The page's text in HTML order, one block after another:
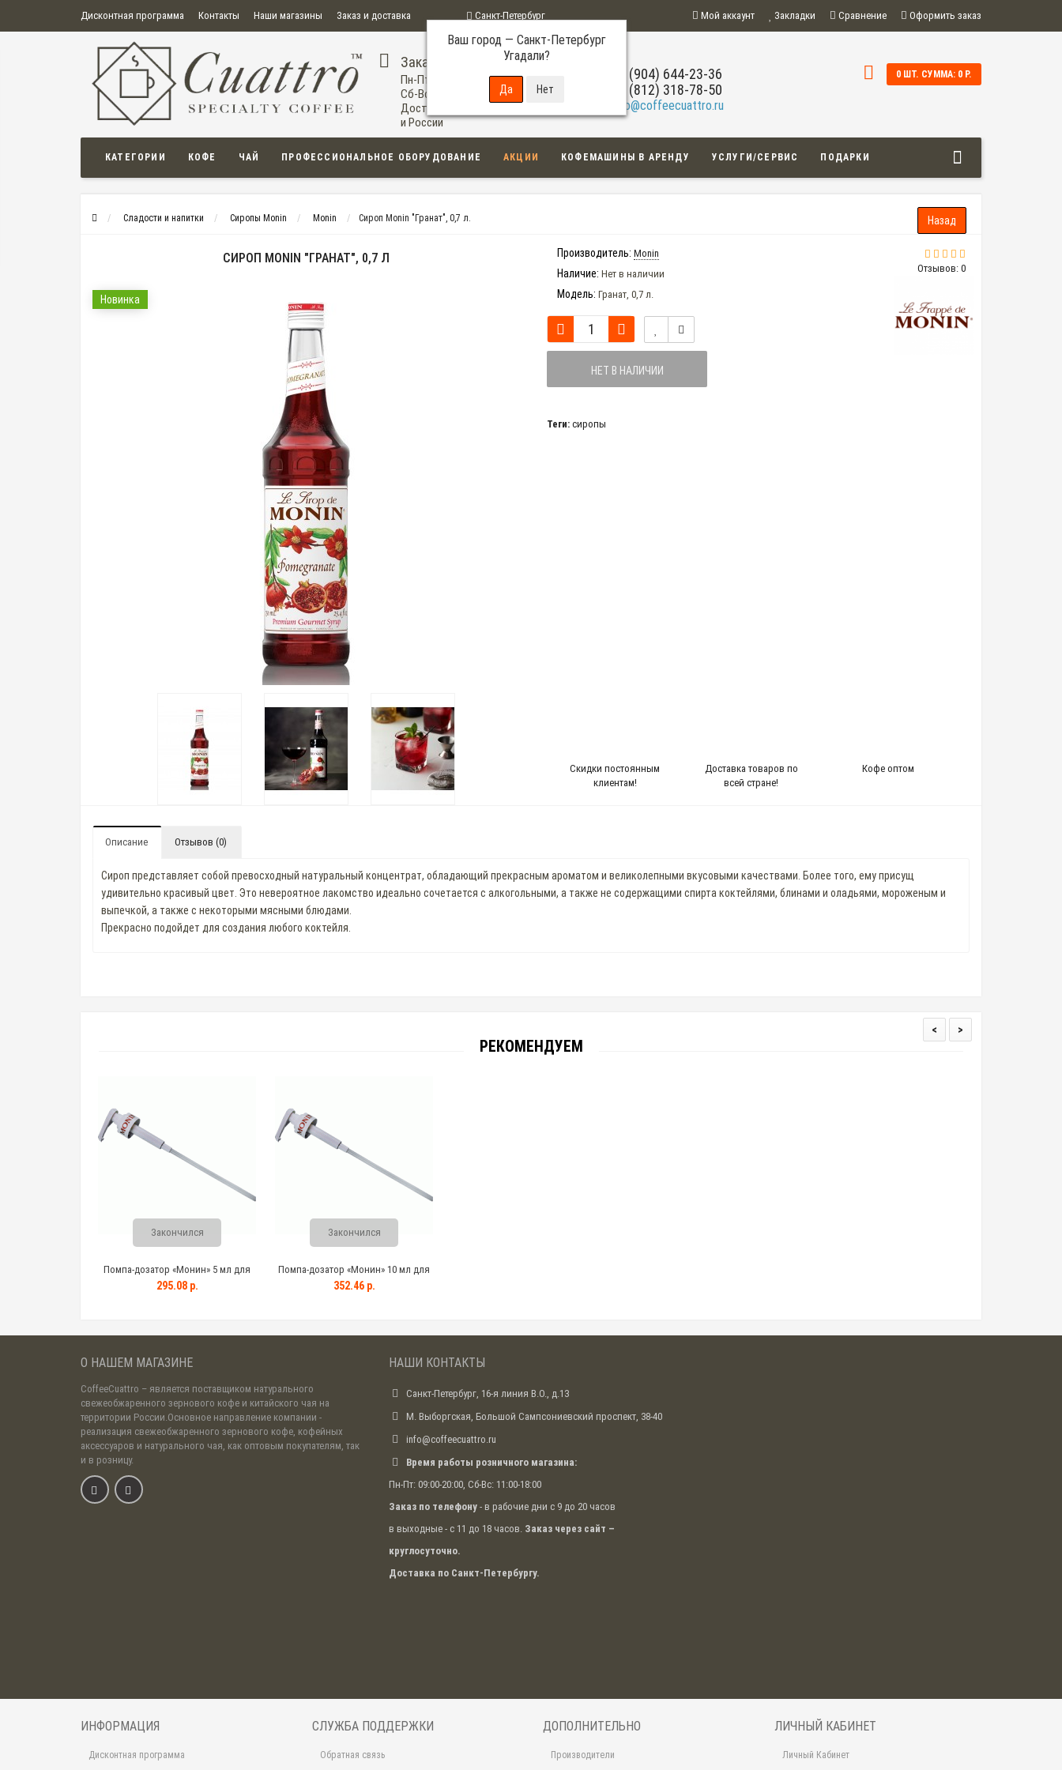
Дисконтная программа Контакты Наши магазины Заказ и доставка
О нас Оплата Правила продажи товаров
Политика конфиденциальности
Политика в отношении обработки персональных данных
Пользовательское соглашение
Санкт-Петербург
Ваш город — Санкт-Петербург
Угадали?
Мой аккаунт Закладки Сравнение Оформить заказ
Заказ по телефону
Пн-Пт: 09:00-20:00
Сб-Вс: 11:00-18:00
Доставка по Санкт-Петербургу
и России
+7 (904) 644-23-36
+7 (812) 318-78-50
info@coffeecuattro.ru
0 ШТ. СУММА: 0 Р.
КАТЕГОРИИ КОФЕ ЧАЙ ПРОФЕССИОНАЛЬНОЕ ОБОРУДОВАНИЕ АКЦИИ КОФЕМАШИНЫ В АРЕНДУ УСЛУГИ/СЕРВИС ПОДАРКИ
Сладости и напитки Сиропы Monin Monin Сироп Monin "Гранат", 0,7 л.
СИРОП MONIN "ГРАНАТ", 0,7 Л
Новинка
Отзывов: 0
Производитель: Monin
Наличие: Нет в наличии
Модель: Гранат, 0,7 л.
НЕТ В НАЛИЧИИ
Теги: сиропы
Скидки постоянным
клиентам!
Доставка товаров по
всей стране!
Кофе оптом
Описание Отзывов (0)
Сироп представляет собой превосходный натуральный концентрат, обладающий прекрасным ароматом и великолепными вкусовыми качествами. Более того, ему присущ
удивительно красивый цвет. Это невероятное лакомство идеально сочетается с алкогольными, а также не содержащими спирта коктейлями, блинами и оладьями, мороженым и
выпечкой, а также с некоторыми мясными блюдами.
Прекрасно подойдет для создания любого коктейля.
РЕКОМЕНДУЕМ
Закончился
Помпа-дозатор «Монин» 5 мл для
бутылок с сиропом 0,7 л
295.08 р.
Закончился
Помпа-дозатор «Монин» 10 мл для
бутылок с сиропом 1 л
352.46 р.
< >
О НАШЕМ МАГАЗИНЕ
CoffeeCuattro – является поставщиком натурального
свежеобжаренного зернового кофе и китайского чая на
территории России.Основное направление компании -
реализация свежеобжаренного зернового кофе, кофейных
аксессуаров и натурального чая, как оптовым покупателям, так
и в розницу.
НАШИ КОНТАКТЫ
Санкт-Петербург, 16-я линия В.О., д.13
М. Выборгская, Большой Сампсониевский проспект, 38-40
info@coffeecuattro.ru
Время работы розничного магазина:
Пн-Пт: 09:00-20:00, Сб-Вс: 11:00-18:00
Заказ по телефону - в рабочие дни с 9 до 20 часов
в выходные - с 11 до 18 часов. Заказ через сайт –
круглосуточно.
Доставка по Санкт-Петербургу.
ИНФОРМАЦИЯ
Дисконтная программа
СЛУЖБА ПОДДЕРЖКИ
Обратная связь
ДОПОЛНИТЕЛЬНО
Производители
ЛИЧНЫЙ КАБИНЕТ
Личный Кабинет